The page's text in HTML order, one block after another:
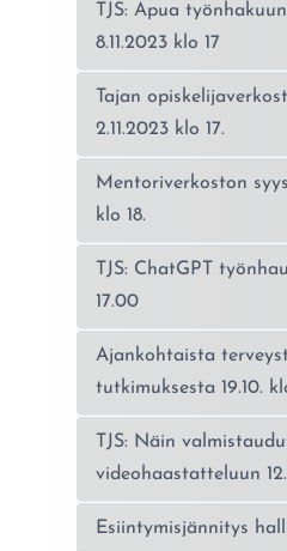
TJS: Apua
8.11.2023 klo 17
Tajan
2.11.2023 klo 17.
Mentoriverkoston
klo 18.
TJS: ChatGPT
17.00
Ajankohtaista
tutkimuksesta 19.10.
TJS: Näin
videohaastatteluun
Esiintymisjännitys